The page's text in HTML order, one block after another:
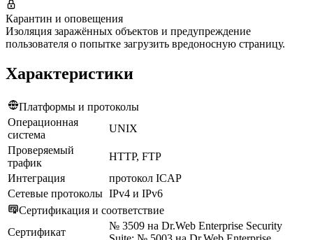
Карантин и оповещения
Изоляция заражённых объектов и предупреждение
пользователя о попытке загрузить вредоносную страницу.
Характеристики
Платформы и протоколы
Операционная
система
UNIX
Проверяемый
трафик
HTTP, FTP
Интеграция
протокол ICAP
Сетевые протоколы IPv4 и IPv6
Сертификация и соответствие
Сертификат
№ 3509 на Dr.Web Enterprise Security